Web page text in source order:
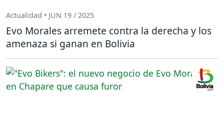
Actualidad • JUN 19 / 2025
Evo Morales arremete contra la derecha y los
amenaza si ganan en Bolivia